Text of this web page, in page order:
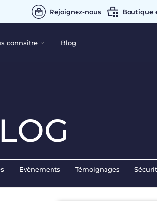
Rejoignez-nous Boutique
connaître Blog
Evènements Témoignages